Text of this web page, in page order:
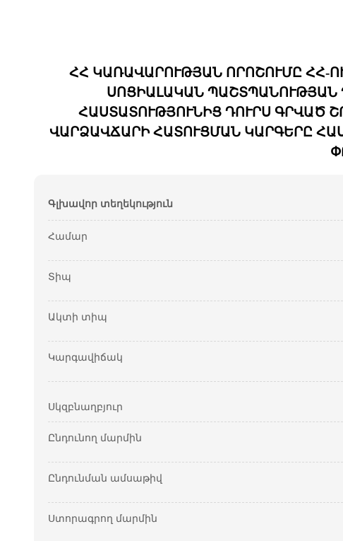
ՀՀ ԿԱՌԱՎԱՐՈՒԹՅԱՆ ՈՐՈՇՈՒՄԸ ՀՀ-
ՍՈՑԻԱԼԱԿԱՆ ՊԱՇՏՊԱՆՈՒԹՅԱՆ
ՀԱՍՏԱՏՈՒԹՅՈՒՆԻՑ ԴՈՒՐՍ ԳՐՎԱԾ
ՎԱՐՁԱՎՃԱՐԻ ՀԱՏՈՒՑՄԱՆ ԿԱՐԳԵՐԸ
Գլխավոր տեղեկություն
Համար
Տիպ
Ակտի տիպ
Կարգավիճակ
Սկզբնաղբյուր
Ընդունող մարմին
Ընդունման ամսաթիվ
Ստորագրող մարմին